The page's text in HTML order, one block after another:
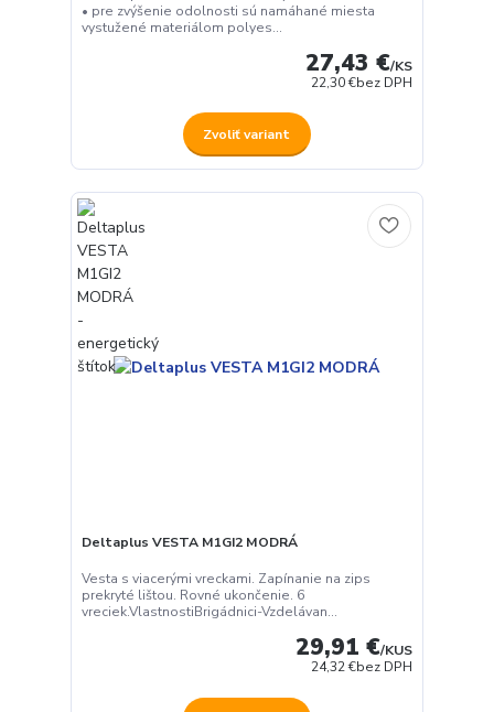
• pre zvýšenie odolnosti sú namáhané miesta
vystužené materiálom polyes...
27,43 €/KS
22,30 €bez DPH
Zvoliť variant
Deltaplus VESTA M1GI2 MODRÁ
Vesta s viacerými vreckami. Zapínanie na zips
prekryté lištou. Rovné ukončenie. 6
vreciek.VlastnostiBrigádnici-Vzdelávan...
29,91 €/KUS
24,32 €bez DPH